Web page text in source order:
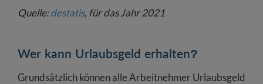
Quelle:destatis, für das Jahr 2021
Wer kann Urlaubsgeld erhalten?
Grundsätzlich können alle Arbeitnehmer Urlaubsgeld